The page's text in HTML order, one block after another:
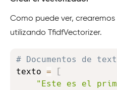
Como puede ver,
utilizando TfidfVectorizer.
# Documentos de
texto =
"Este es el